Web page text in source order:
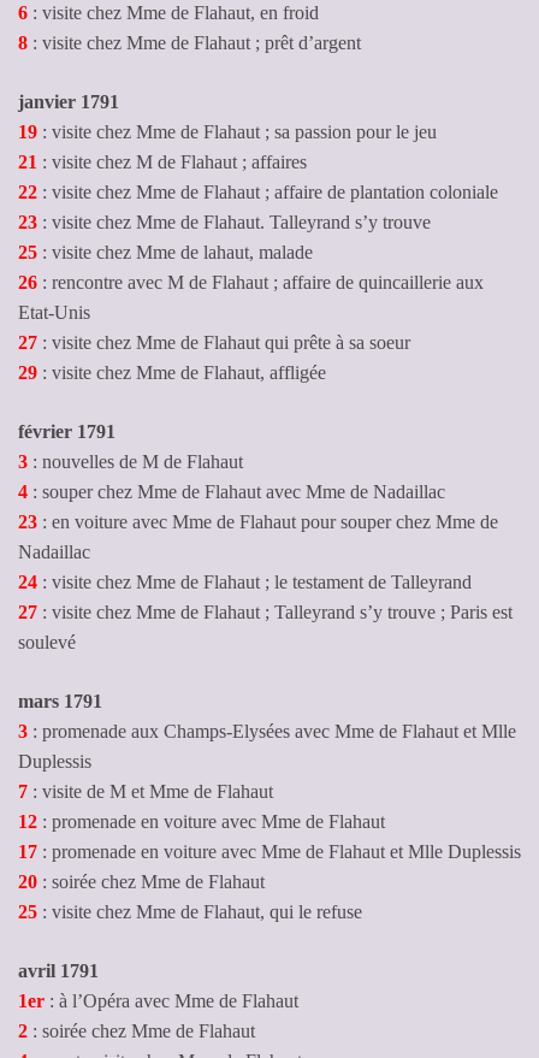
6 : visite chez Mme de Flahaut, en froid
8 : visite chez Mme de Flahaut ; prêt d’argent
janvier 1791
19 : visite chez Mme de Flahaut ; sa passion pour le jeu
21 : visite chez M de Flahaut ; affaires
22 : visite chez Mme de Flahaut ; affaire de plantation coloniale
23 : visite chez Mme de Flahaut. Talleyrand s’y trouve
25 : visite chez Mme de lahaut, malade
26 : rencontre avec M de Flahaut ; affaire de quincaillerie aux
Etat-Unis
27 : visite chez Mme de Flahaut qui prête à sa soeur
29 : visite chez Mme de Flahaut, affligée
février 1791
3 : nouvelles de M de Flahaut
4 : souper chez Mme de Flahaut avec Mme de Nadaillac
23 : en voiture avec Mme de Flahaut pour souper chez Mme de
Nadaillac
24 : visite chez Mme de Flahaut ; le testament de Talleyrand
27 : visite chez Mme de Flahaut ; Talleyrand s’y trouve ; Paris est
soulevé
mars 1791
3 : promenade aux Champs-Elysées avec Mme de Flahaut et Mlle
Duplessis
7 : visite de M et Mme de Flahaut
12 : promenade en voiture avec Mme de Flahaut
17 : promenade en voiture avec Mme de Flahaut et Mlle Duplessis
20 : soirée chez Mme de Flahaut
25 : visite chez Mme de Flahaut, qui le refuse
avril 1791
1er : à l’Opéra avec Mme de Flahaut
2 : soirée chez Mme de Flahaut